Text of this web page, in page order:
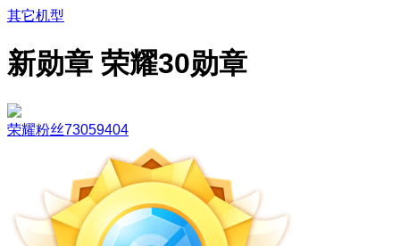
其它机型
新勋章 荣耀30勋章
荣耀粉丝73059404